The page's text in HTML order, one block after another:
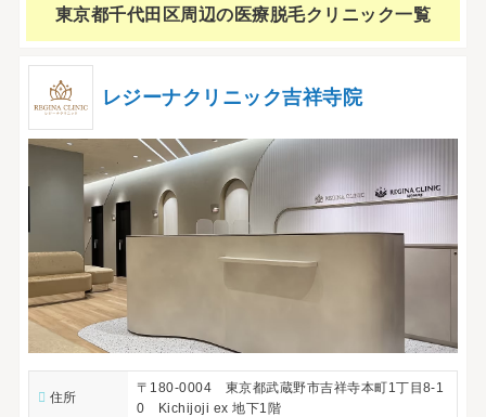
東京都千代田区周辺の 医療脱毛クリニック一覧
レジーナクリニック吉祥寺院
住所
〒180-0004 東京都武蔵野市吉祥寺本町1丁目8-1
0 Kichijoji ex 地下1階